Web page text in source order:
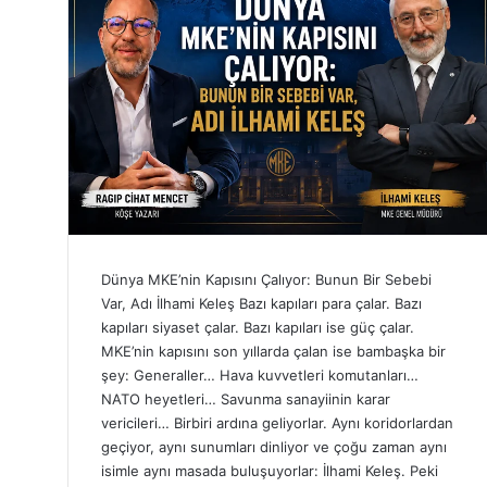
Dünya MKE’nin Kapısını Çalıyor: Bunun Bir Sebebi
Var, Adı İlhami Keleş Bazı kapıları para çalar. Bazı
kapıları siyaset çalar. Bazı kapıları ise güç çalar.
MKE’nin kapısını son yıllarda çalan ise bambaşka bir
şey: Generaller… Hava kuvvetleri komutanları…
NATO heyetleri… Savunma sanayiinin karar
vericileri… Birbiri ardına geliyorlar. Aynı koridorlardan
geçiyor, aynı sunumları dinliyor ve çoğu zaman aynı
isimle aynı masada buluşuyorlar: İlhami Keleş. Peki